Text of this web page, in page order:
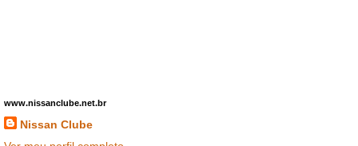
www.nissanclube.net.br
Nissan Clube